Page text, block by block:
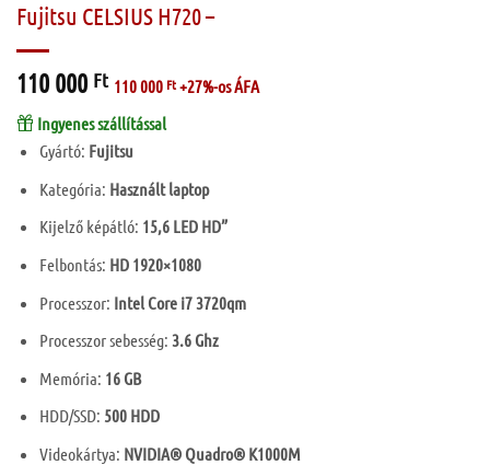
Fujitsu CELSIUS H720 –
110 000 Ft 110 000 Ft+27%-os ÁFA
Ingyenes szállítással
Gyártó: Fujitsu
Kategória: Használt laptop
Kijelző képátló: 15,6 LED HD”
Felbontás: HD 1920×1080
Processzor: Intel Core i7 3720qm
Processzor sebesség: 3.6 Ghz
Memória: 16 GB
HDD/SSD: 500 HDD
Videokártya: NVIDIA® Quadro® K1000M